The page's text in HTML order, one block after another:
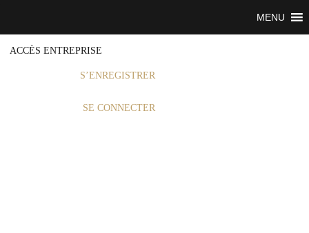
ACCÈS ENTREPRISE
S’ENREGISTRER
SE CONNECTER
MENU